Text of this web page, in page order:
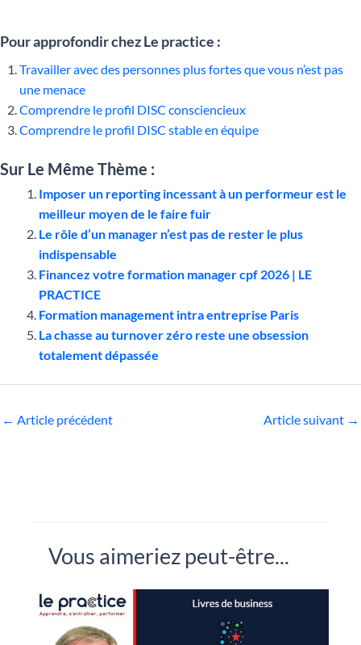
Pour approfondir chez Le practice :
Travailler avec des personnes plus fortes que vous n’est pas
une menace
Comprendre le profil DISC consciencieux
Comprendre le profil DISC stable en équipe
Sur Le Même Thème :
Imposer un reporting incessant à un performeur est le
meilleur moyen de le faire fuir
Le rôle d’un manager n’est pas de rester le plus
indispensable
Financez votre formation manager cpf 2026 | LE
PRACTICE
Formation management intra entreprise Paris
La chasse au turnover zéro reste une obsession
totalement dépassée
← Article précédent Article suivant →
Vous aimeriez peut-être...